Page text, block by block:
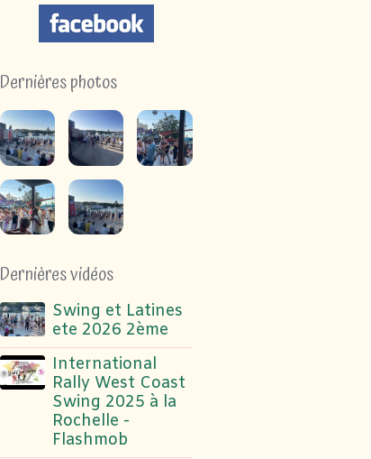
Dernières photos
Dernières vidéos
Swing et Latines
ete 2026 2ème
International
Rally West Coast
Swing 2025 à la
Rochelle -
Flashmob